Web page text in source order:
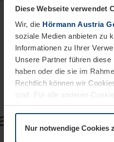
Diese Webseite verwendet
Wir, die Hörmann Austria
soziale Medien anbieten zu
Informationen zu Ihrer
Unsere Partner führen
haben oder die sie im
Rechtlich können wir
sind. Für alle anderen
Erläuterung auf der Seite
Nur notwendige Cookies
Gruppe –